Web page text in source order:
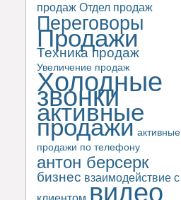
продаж Отдел продаж
Переговоры
Продажи
Техника продаж
Увеличение продаж
Холодные
звонки
активные
продажи активные
продажи по телефону
антон берсерк
бизнес взаимодействие с
видео